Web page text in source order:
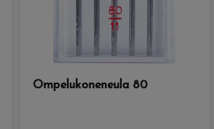
Ompelukoneneula 80